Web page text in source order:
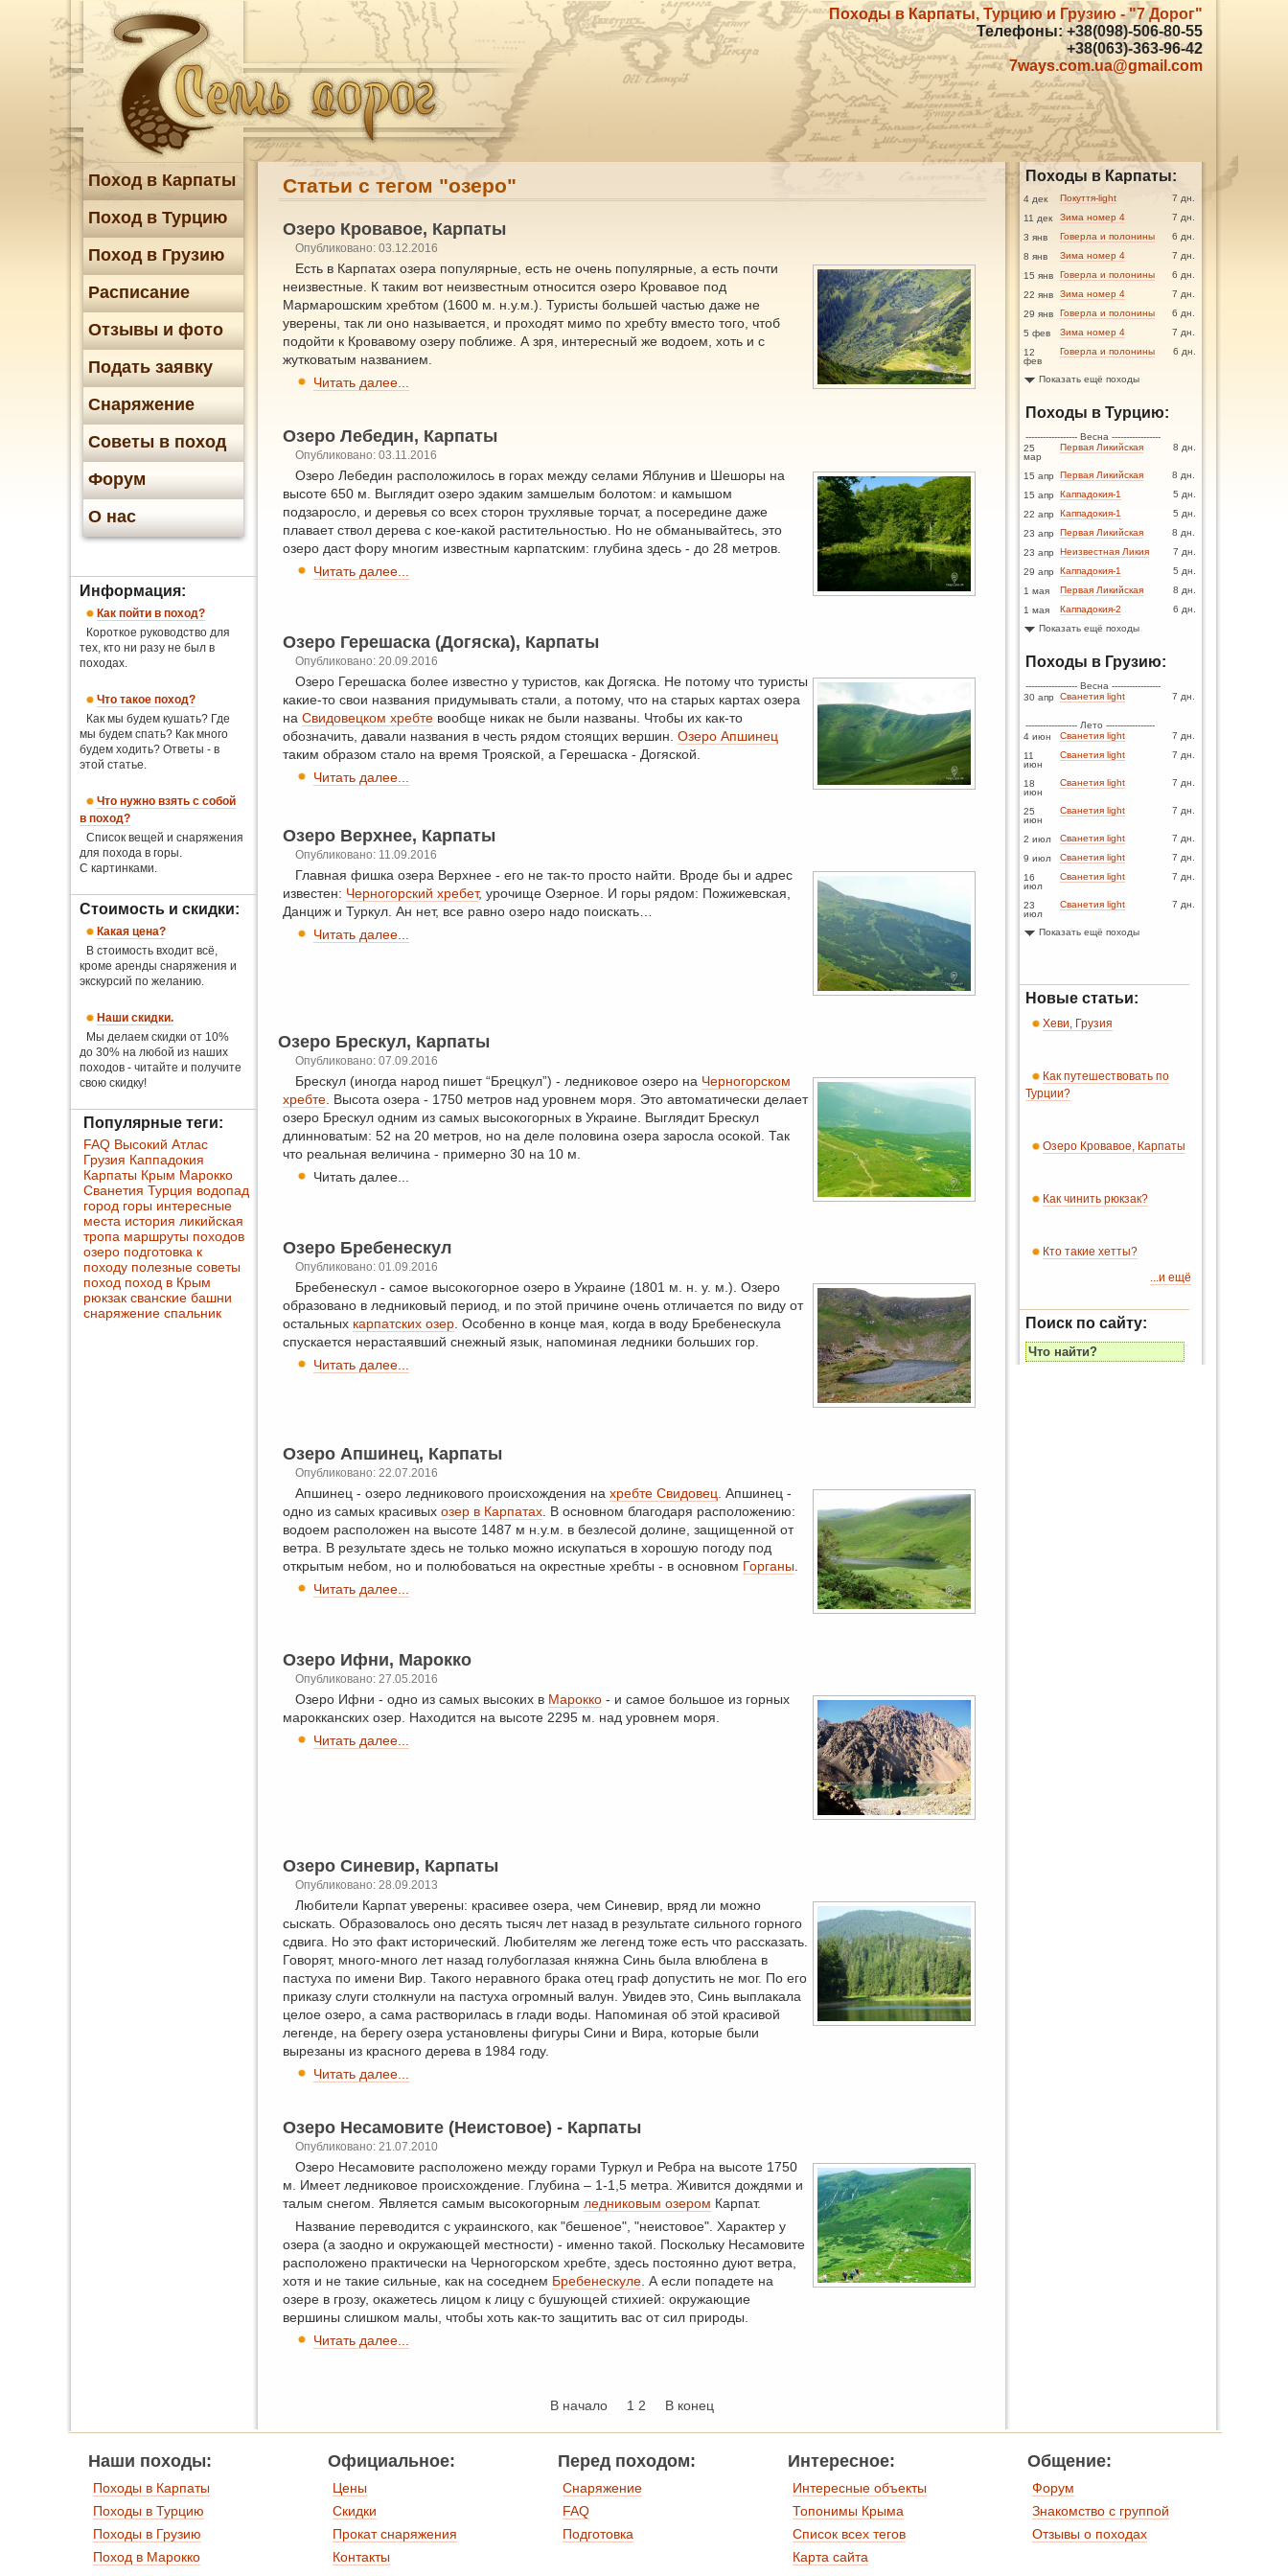
Походы в Карпаты, Турцию и Грузию - "7 Дорог"
Телефоны: +38(098)-506-80-55
+38(063)-363-96-42
7ways.com.ua@gmail.com
Статьи с тегом "озеро"
Озеро Кровавое, Карпаты
Опубликовано: 03.12.2016
Есть в Карпатах озера популярные, есть не очень популярные, а есть почти
неизвестные. К таким вот неизвестным относится озеро Кровавое под
Мармарошским хребтом (1600 м. н.у.м.). Туристы большей частью даже не
уверены, так ли оно называется, и проходят мимо по хребту вместо того, чтоб
подойти к Кровавому озеру поближе. А зря, интересный же водоем, хоть и с
жутковатым названием.
Читать далее...
Озеро Лебедин, Карпаты
Опубликовано: 03.11.2016
Озеро Лебедин расположилось в горах между селами Яблунив и Шешоры на
высоте 650 м. Выглядит озеро эдаким замшелым болотом: и камышом
подзаросло, и деревья со всех сторон трухлявые торчат, а посередине даже
плавает ствол дерева с кое-какой растительностью. Но не обманывайтесь, это
озеро даст фору многим известным карпатским: глубина здесь - до 28 метров.
Читать далее...
Озеро Герешаска (Догяска), Карпаты
Опубликовано: 20.09.2016
Озеро Герешаска более известно у туристов, как Догяска. Не потому что туристы
какие-то свои названия придумывать стали, а потому, что на старых картах озера
на Свидовецком хребте вообще никак не были названы. Чтобы их как-то
обозначить, давали названия в честь рядом стоящих вершин. Озеро Апшинец
таким образом стало на время Трояской, а Герешаска - Догяской.
Читать далее...
Озеро Верхнее, Карпаты
Опубликовано: 11.09.2016
Главная фишка озера Верхнее - его не так-то просто найти. Вроде бы и адрес
известен: Черногорский хребет, урочище Озерное. И горы рядом: Пожижевская,
Данциж и Туркул. Ан нет, все равно озеро надо поискать…
Читать далее...
Озеро Брескул, Карпаты
Опубликовано: 07.09.2016
Брескул (иногда народ пишет “Брецкул”) - ледниковое озеро на Черногорском
хребте . Высота озера - 1750 метров над уровнем моря. Это автоматически делает
озеро Брескул одним из самых высокогорных в Украине. Выглядит Брескул
длинноватым: 52 на 20 метров, но на деле половина озера заросла осокой. Так
что реальная величина - примерно 30 на 10 м.
Читать далее...
Озеро Бребенескул
Опубликовано: 01.09.2016
Бребенескул - самое высокогорное озеро в Украине (1801 м. н. у. м.). Озеро
образовано в ледниковый период, и по этой причине очень отличается по виду от
остальных карпатских озер . Особенно в конце мая, когда в воду Бребенескула
спускается нерастаявший снежный язык, напоминая ледники больших гор.
Читать далее...
Озеро Апшинец, Карпаты
Опубликовано: 22.07.2016
Апшинец - озеро ледникового происхождения на хребте Свидовец . Апшинец -
одно из самых красивых озер в Карпатах . В основном благодаря расположению:
водоем расположен на высоте 1487 м н.у.м. в безлесой долине, защищенной от
ветра. В результате здесь не только можно искупаться в хорошую погоду под
открытым небом, но и полюбоваться на окрестные хребты - в основном Горганы
Читать далее...
Озеро Ифни, Марокко
Опубликовано: 27.05.2016
Озеро Ифни - одно из самых высоких в Марокко - и самое большое из горных
марокканских озер. Находится на высоте 2295 м. над уровнем моря.
Читать далее...
Озеро Синевир, Карпаты
Опубликовано: 28.09.2013
Любители Карпат уверены: красивее озера, чем Синевир, вряд ли можно
сыскать. Образовалось оно десять тысяч лет назад в результате сильного горного
сдвига. Но это факт исторический. Любителям же легенд тоже есть что рассказать.
Говорят, много-много лет назад голубоглазая княжна Синь была влюблена в
пастуха по имени Вир. Такого неравного брака отец граф допустить не мог. По его
приказу слуги столкнули на пастуха огромный валун. Увидев это, Синь выплакала
целое озеро, а сама растворилась в глади воды. Напоминая об этой красивой
легенде, на берегу озера установлены фигуры Сини и Вира, которые были
вырезаны из красного дерева в 1984 году.
Читать далее...
Озеро Несамовите (Неистовое) - Карпаты
Опубликовано: 21.07.2010
Озеро Несамовите расположено между горами Туркул и Ребра на высоте 1750
м. Имеет ледниковое происхождение. Глубина – 1-1,5 метра. Живится дождями и
талым снегом. Является самым высокогорным ледниковым озером Карпат.
Название переводится с украинского, как "бешеное", "неистовое". Характер у
озера (а заодно и окружающей местности) - именно такой. Поскольку Несамовите
расположено практически на Черногорском хребте, здесь постоянно дуют ветра,
хотя и не такие сильные, как на соседнем Бребенескуле . А если попадете на
озере в грозу, окажетесь лицом к лицу с бушующей стихией: окружающие
вершины слишком малы, чтобы хоть как-то защитить вас от сил природы.
Читать далее...
В начало 1 2 В конец
Поход в Карпаты
Поход в Турцию
Поход в Грузию
Расписание
Отзывы и фото
Подать заявку
Снаряжение
Советы в поход
Форум
О нас
Информация:
Как пойти в поход?
Короткое руководство для
тех, кто ни разу не был в
походах.
Что такое поход?
Как мы будем кушать? Где
мы будем спать? Как много
будем ходить? Ответы - в
этой статье.
Что нужно взять с собой
в поход?
Список вещей и снаряжения
для похода в горы.
С картинками.
Стоимость и скидки:
Какая цена?
В стоимость входит всё,
кроме аренды снаряжения и
экскурсий по желанию.
Наши скидки.
Мы делаем скидки от 10%
до 30% на любой из наших
походов - читайте и получите
свою скидку!
Популярные теги:
FAQ Высокий Атлас
Грузия Каппадокия
Карпаты Крым Марокко
Сванетия Турция водопад
город горы интересные
места история ликийская
тропа маршруты походов
озеро подготовка к
походу полезные советы
поход поход в Крым
рюкзак сванские башни
снаряжение спальник
Походы в Карпаты:
4 дек Покуття-light
7 дн.
11 дек
Зима номер 4
7 дн.
3 янв
Говерла и полонины
6 дн.
8 янв
Зима номер 4
7 дн.
15 янв
Говерла и полонины
6 дн.
22 янв
Зима номер 4
7 дн.
29 янв
Говерла и полонины
6 дн.
5 фев
Зима номер 4
7 дн.
12
фев
Говерла и полонины 6 дн.
Показать ещё походы
Походы в Турцию:
------------------ Весна -----------------
25
мар
Первая Ликийская 8 дн.
15 апр Первая Ликийская
8 дн.
15 апр
Каппадокия-1
5 дн.
22 апр
Каппадокия-1
5 дн.
23 апр
Первая Ликийская
8 дн.
23 апр
Неизвестная Ликия
7 дн.
29 апр
Каппадокия-1
5 дн.
1 мая
Первая Ликийская
8 дн.
1 мая
Каппадокия-2
6 дн.
Показать ещё походы
Походы в Грузию:
------------------ Весна -----------------
30 апр
Сванетия light 7 дн.
------------------ Лето -----------------
4 июн
Сванетия light
7 дн.
11
июн
Сванетия light 7 дн.
18
июн
Сванетия light 7 дн.
25
июн
Сванетия light 7 дн.
2 июл Сванетия light
7 дн.
9 июл
Сванетия light
7 дн.
16
июл
Сванетия light 7 дн.
23
июл
Сванетия light 7 дн.
Показать ещё походы
Новые статьи:
Хеви, Грузия
Как путешествовать по
Турции?
Озеро Кровавое, Карпаты
Как чинить рюкзак?
Кто такие хетты?
...и ещё
Поиск по сайту:
Наши походы:
Походы в Карпаты
Походы в Турцию
Походы в Грузию
Поход в Марокко
Официальное:
Цены
Скидки
Прокат снаряжения
Контакты
Перед походом:
Снаряжение
FAQ
Подготовка
Интересное:
Интересные объекты
Топонимы Крыма
Список всех тегов
Карта сайта
Общение:
Форум
Знакомство с группой
Отзывы о походах